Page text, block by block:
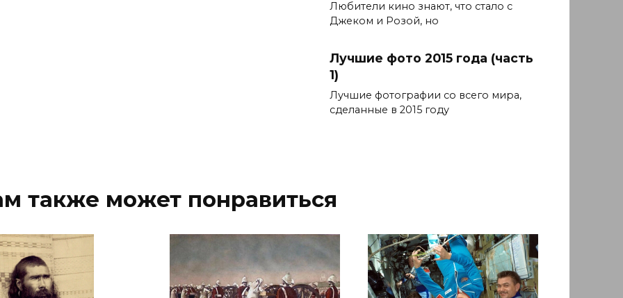
Любители кино знают, что стало с
Джеком и Розой, но
Лучшие фото 2015 года (часть
1)
Лучшие фотографии со всего мира,
сделанные в 2015 году
также может понравиться